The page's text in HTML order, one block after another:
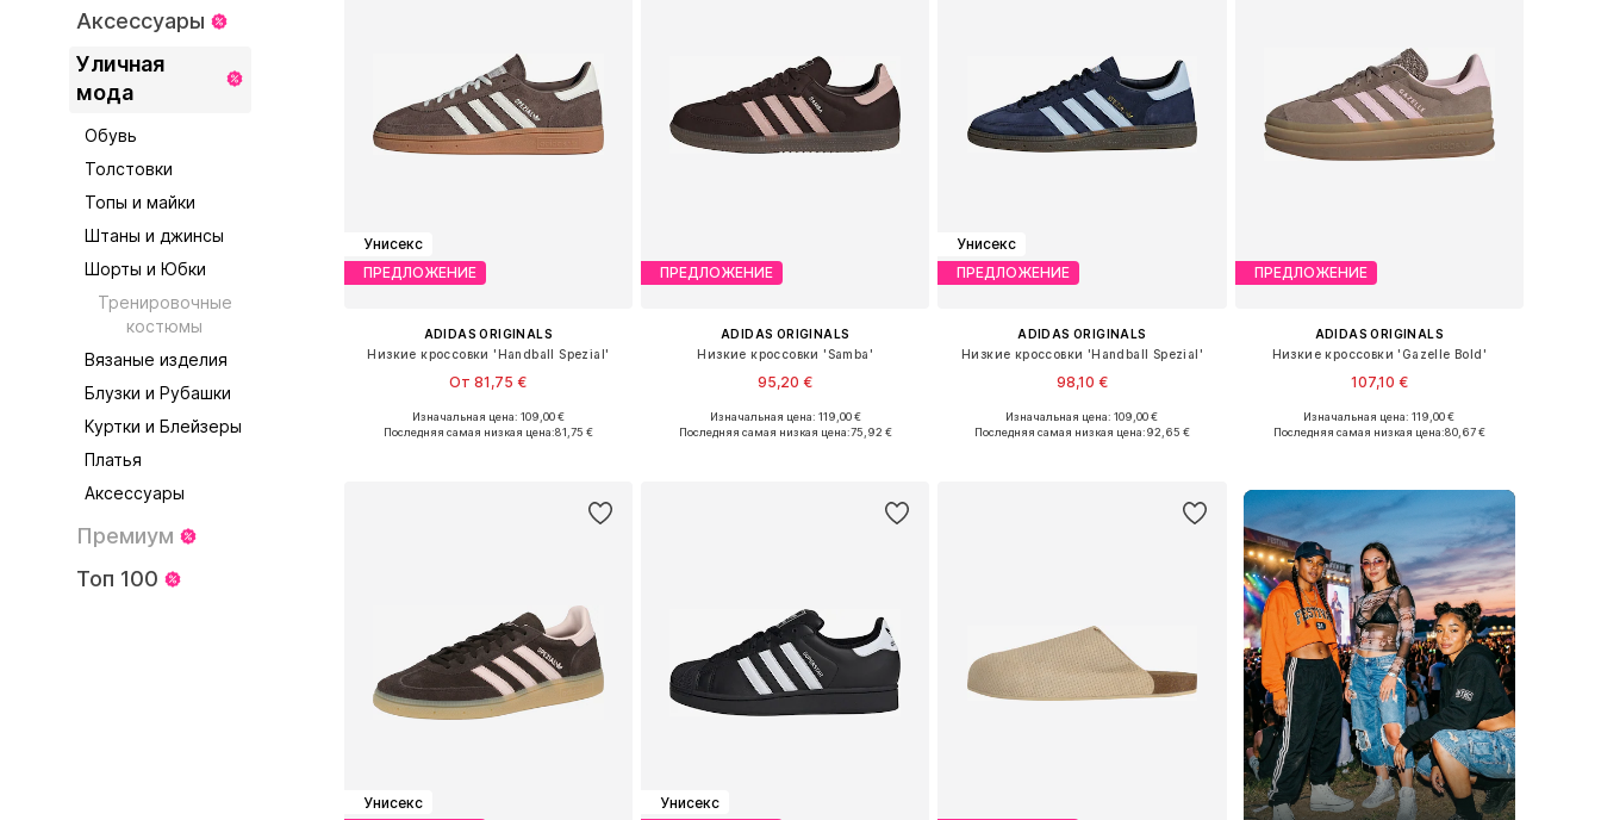
Аксессуары
Уличная
мода
Обувь
Толстовки
Топы и майки
Штаны и джинсы
Шорты и Юбки
Тренировочные
костюмы
Вязаные изделия
Блузки и Рубашки
Куртки и Блейзеры
Платья
Аксессуары
Премиум
Топ 100
Унисекс
ПРЕДЛОЖЕНИЕ
ADIDAS ORIGINALS
Низкие кроссовки 'Handball Spezial'
От 81,75 €
Доступно множество размеров
Изначальная цена: 109,00 €
Последняя самая низкая цена:81,75 €
ПРЕДЛОЖЕНИЕ
ADIDAS ORIGINALS
Низкие кроссовки 'Samba'
95,20 €
Доступно множество размеров
Изначальная цена: 119,00 €
Последняя самая низкая цена:75,92 €
Унисекс
ПРЕДЛОЖЕНИЕ
ADIDAS ORIGINALS
Низкие кроссовки 'Handball Spezial'
98,10 €
Доступно множество размеров
Изначальная цена: 109,00 €
Последняя самая низкая цена:92,65 €
ПРЕДЛОЖЕНИЕ
ADIDAS ORIGINALS
Низкие кроссовки 'Gazelle Bold'
107,10 €
Доступно множество размеров
Изначальная цена: 119,00 €
Последняя самая низкая цена:80,67 €
Унисекс
Унисекс